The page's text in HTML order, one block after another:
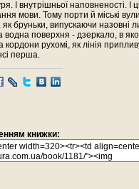
І внутрішньої наповненості. І
мови. Тому порти й міські
як бруньки, випускаючи назовні
водна поверхня - дзеркало, в
кордони рухомі, як лінія
перша.
книжки: